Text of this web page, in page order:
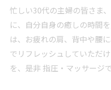
忙しい30代の主婦の皆さま
に、自分自身の癒しの時間
は、お疲れの肩、背中や腰
でリフレッシュしていただ
を、是非 指圧・マッサージ